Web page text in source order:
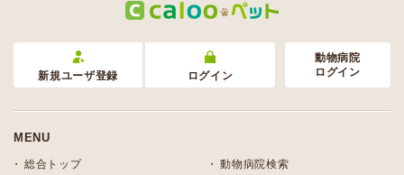
新規ユーザ登録 ログイン
動物病院
ログイン
MENU
総合トップ 動物病院検索